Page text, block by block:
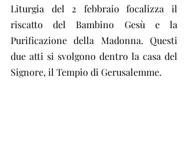
Liturgia del 2 febbraio focalizza il
riscatto del Bambino Gesù e la
Purificazione della Madonna. Questi
due atti si svolgono dentro la casa del
Signore, il Tempio di Gerusalemme.